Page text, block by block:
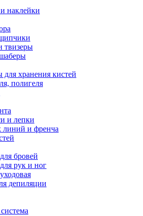
наклейки
для хранения кистей
полигеля
и лепки
линий и френча
бровей
рук и ног
депиляции